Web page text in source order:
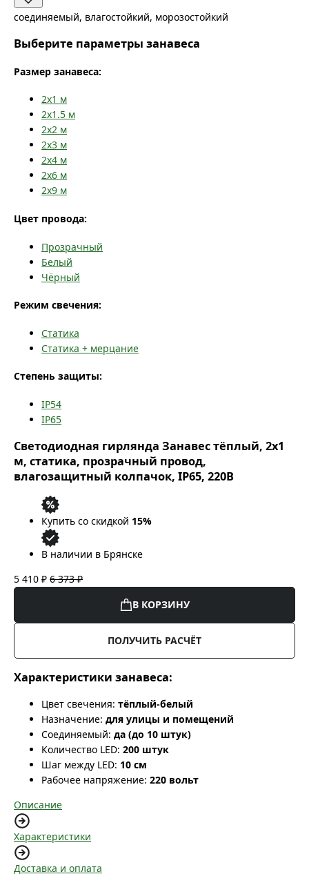
соединяемый, влагостойкий, морозостойкий
Выберите параметры занавеса
Размер занавеса:
2x1 м
2x1.5 м
2x2 м
2x3 м
2x4 м
2x6 м
2x9 м
Цвет провода:
Прозрачный
Белый
Чёрный
Режим свечения:
Статика
Статика + мерцание
Степень защиты:
IP54
IP65
Светодиодная гирлянда Занавес тёплый, 2x1
м, статика, прозрачный провод,
влагозащитный колпачок, IP65, 220В
Купить со скидкой 15%
В наличии в Брянске
5 410 ₽ 6 373 ₽
В КОРЗИНУ
ПОЛУЧИТЬ РАСЧЁТ
Характеристики занавеса:
Цвет свечения: тёплый-белый
Назначение: для улицы и помещений
Соединяемый: да (до 10 штук)
Количество LED: 200 штук
Шаг между LED: 10 см
Рабочее напряжение: 220 вольт
Описание
Характеристики
Доставка и оплата